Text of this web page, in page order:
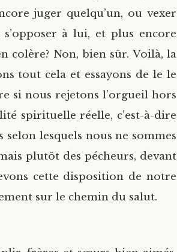
juger quelqu’un, ou vexer
à lui, et plus encore
colère? Non, bien sûr. Voilà, la
tout cela et essayons de le le
si nous rejetons l’orgueil hors
spirituelle réelle, c’est-à-dire
selon lesquels nous ne sommes
plutôt des pécheurs, devant
cette disposition de notre
sur le chemin du salut.